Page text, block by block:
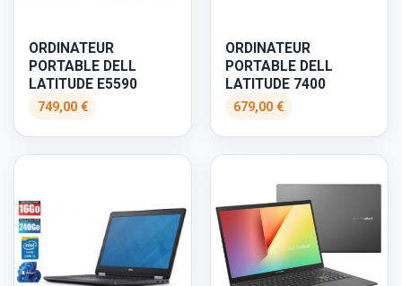
ORDINATEUR
PORTABLE DELL
LATITUDE E5590
749,00 €
ORDINATEUR
PORTABLE DELL
LATITUDE 7400
679,00 €